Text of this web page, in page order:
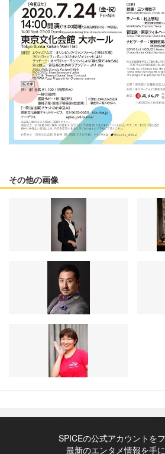
その他の画像
SPICEの公式アカウントを
最新のエンタメ情報を手